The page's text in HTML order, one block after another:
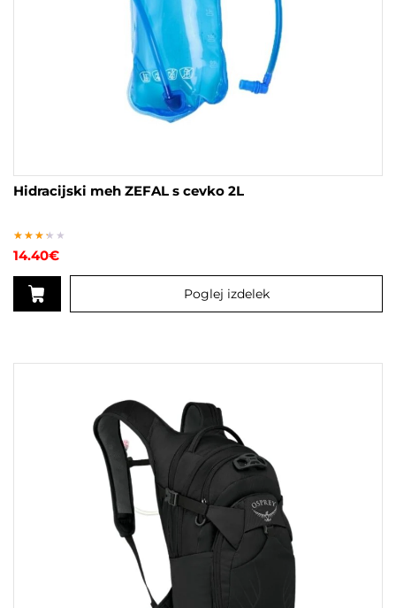
Hidracijski meh ZEFAL s cevko 2L
Ocenjeno
3.00
14.40€
Poglej izdelek